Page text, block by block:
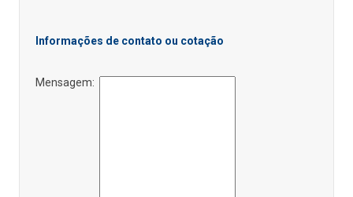
Informações de contato ou cotação
Mensagem: